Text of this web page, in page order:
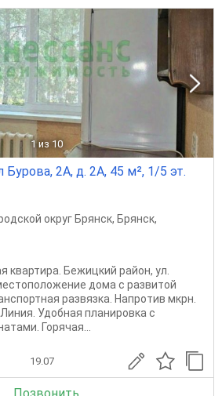
1 из 10
Бурова, 2А, д. 2А, 45 м², 1/5 эт.
округ Брянск, Брянск,
квартира. Бежицкий район, ул.
дома с развитой
развязка. Напротив мкрн.
Удобная планировка с
Горячая...
19.07